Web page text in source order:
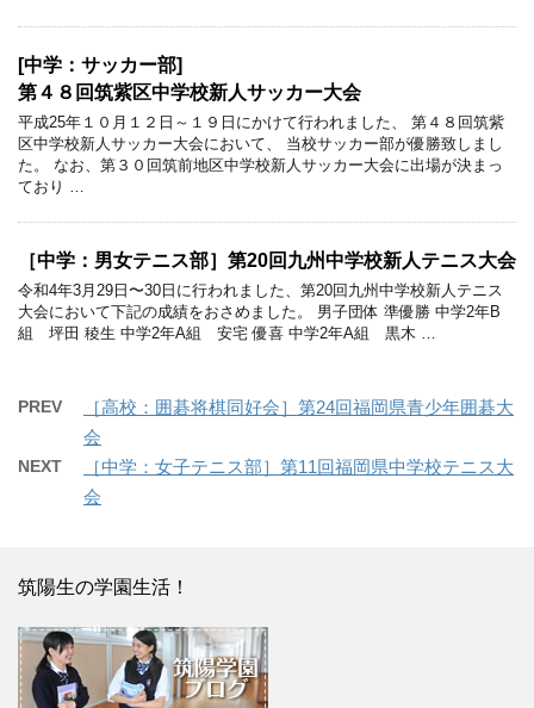
[中学：サッカー部]
第４８回筑紫区中学校新人サッカー大会
平成25年１０月１２日～１９日にかけて行われました、 第４８回筑紫
区中学校新人サッカー大会において、 当校サッカー部が優勝致しまし
た。 なお、第３０回筑前地区中学校新人サッカー大会に出場が決まっ
ており …
［中学：男女テニス部］第20回九州中学校新人テニス大会
令和4年3月29日〜30日に行われました、第20回九州中学校新人テニス
大会において下記の成績をおさめました。 男子団体 準優勝 中学2年B
組 坪田 稜生 中学2年A組 安宅 優喜 中学2年A組 黒木 …
PREV
［高校：囲碁将棋同好会］第24回福岡県青少年囲碁大
会
NEXT
［中学：女子テニス部］第11回福岡県中学校テニス大
会
筑陽生の学園生活！